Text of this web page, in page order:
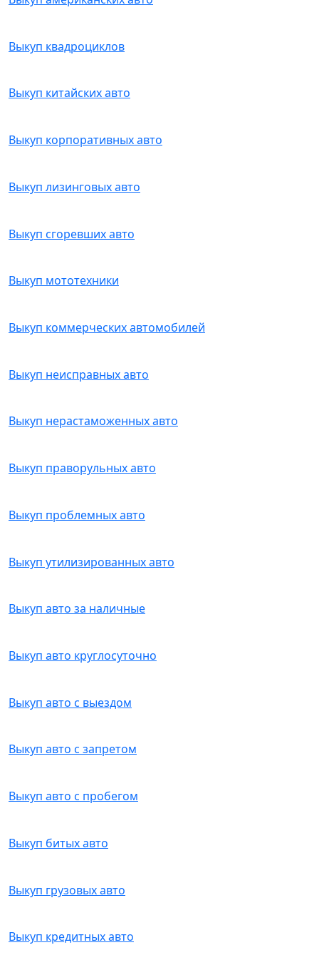
Выкуп квадроциклов
Выкуп китайских авто
Выкуп корпоративных авто
Выкуп лизинговых авто
Выкуп сгоревших авто
Выкуп мототехники
Выкуп коммерческих автомобилей
Выкуп неисправных авто
Выкуп нерастаможенных авто
Выкуп праворульных авто
Выкуп проблемных авто
Выкуп утилизированных авто
Выкуп авто за наличные
Выкуп авто круглосуточно
Выкуп авто с выездом
Выкуп авто с запретом
Выкуп авто с пробегом
Выкуп битых авто
Выкуп грузовых авто
Выкуп кредитных авто